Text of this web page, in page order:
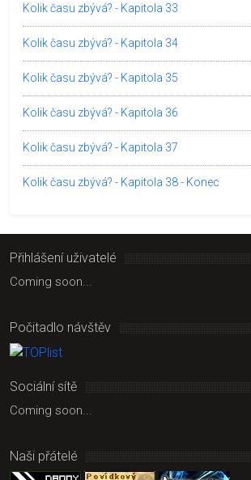
Kolik času zbývá? - Kapitola 33
Kolik času zbývá? - Kapitola 34
Kolik času zbývá? - Kapitola 35
Kolik času zbývá? - Kapitola 36
Kolik času zbývá? - Kapitola 37
Kolik času zbývá? - Kapitola 38 - Konec
Přihlášení uživatelé
Coming soon...
Počitadlo návštěv
Sociální sítě
Coming soon...
Naši přátelé